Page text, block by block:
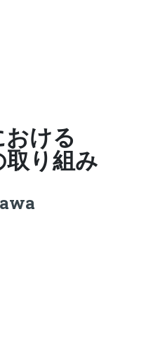
ける
り組み